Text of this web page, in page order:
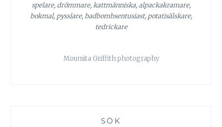
spelare, drömmare, kattmänniska, alpackakramare,
bokmal, pysslare, badbombsentusiast, potatisälskare,
tedrickare
Moumita Griffith photography
SÖK